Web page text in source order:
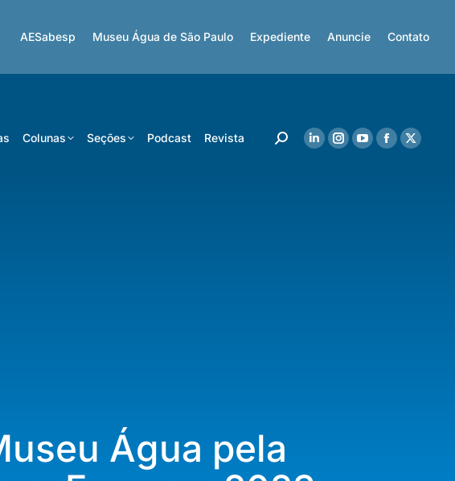
AESabesp Museu Água de São Paulo Expediente Anuncie Contato
Colunas Seções Podcast Revista
Água pela